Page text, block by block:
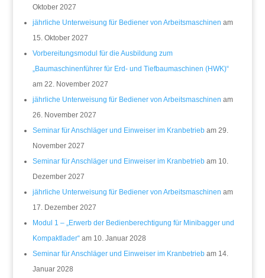
Oktober 2027
jährliche Unterweisung für Bediener von Arbeitsmaschinen am
15. Oktober 2027
Vorbereitungsmodul für die Ausbildung zum
„Baumaschinenführer für Erd- und Tiefbaumaschinen (HWK)“
am 22. November 2027
jährliche Unterweisung für Bediener von Arbeitsmaschinen am
26. November 2027
Seminar für Anschläger und Einweiser im Kranbetriebam 29.
November 2027
Seminar für Anschläger und Einweiser im Kranbetriebam 10.
Dezember 2027
jährliche Unterweisung für Bediener von Arbeitsmaschinen am
17. Dezember 2027
Modul 1 – „Erwerb der Bedienberechtigung für Minibagger und
Kompaktlader“am 10. Januar 2028
Seminar für Anschläger und Einweiser im Kranbetriebam 14.
Januar 2028